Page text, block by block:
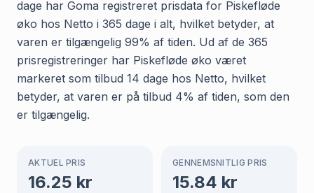
dage har Goma registreret prisdata for Piskefløde
øko hos Netto i 365 dage i alt, hvilket betyder, at
varen er tilgængelig 99% af tiden. Ud af de 365
prisregistreringer har Piskefløde øko været
markeret som tilbud 14 dage hos Netto, hvilket
betyder, at varen er på tilbud 4% af tiden, som den
er tilgængelig.
AKTUEL PRIS
16.25 kr
GENNEMSNITLIG PRIS
15.84 kr